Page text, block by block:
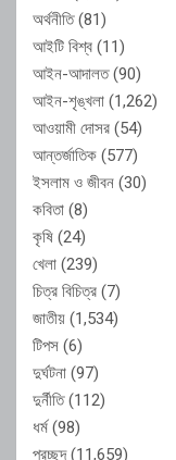
অর্থনীতি(81)
আইটি বিশ্ব (11)
আইন-আদালত(90)
আইন-শৃঙ্খলা (1,262)
আওয়ামী দোসর (54)
আন্তর্জাতিক (577)
ইসলাম ও জীবন (30)
কবিতা (8)
কৃষি (24)
খেলা (239)
চিত্র বিচিত্র (7)
জাতীয় (1,534)
টিপস (6)
দুর্ঘটনা (97)
দুর্নীতি(112)
ধর্ম(98)
প্রচ্ছদ(11,659)